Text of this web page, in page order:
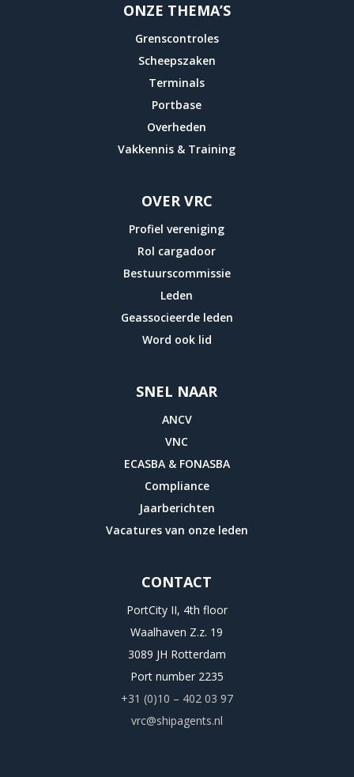
ONZE THEMA’S
Grenscontroles
Scheepszaken
Terminals
Portbase
Overheden
Vakkennis & Training
OVER VRC
Profiel vereniging
Rol cargadoor
Bestuurscommissie
Leden
Geassocieerde leden
Word ook lid
SNEL NAAR
ANCV
VNC
ECASBA & FONASBA
Compliance
Jaarberichten
Vacatures van onze leden
CONTACT
PortCity II, 4th floor
Waalhaven Z.z. 19
3089 JH Rotterdam
Port number 2235
+31 (0)10 – 402 03 97
vrc@shipagents.nl